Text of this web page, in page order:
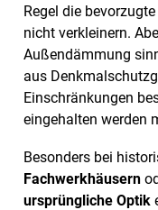
Regel die
nicht verkleinern.
Außendämmung
aus
Einschränkungen
eingehalten werden
Besonders bei
Fachwerkhäusern
ursprüngliche Optik